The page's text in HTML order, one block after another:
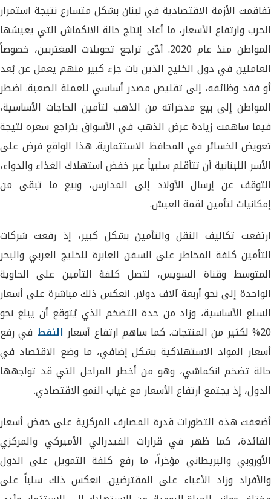
تفاقمت الأزمة الاقتصادية في لبنان بشكل متسارع نتيجة استمرار
الحرب وارتفاع الأسعار، ما أعاد إنتاج حالة الانكماش التي يعيشها
المواطن منذ عام 2020. أدّى تراجع تحويلات المغتربين، خصوصاً
العاملين في دول الخليج الذين بات جزء كبير منهم يعمل عن بُعد
أو فقد وظائفه، إلى تقليص مصدر أساسي للعملة الصعبة. اضطر
المواطن إلى بيع مدخراته من الذهب لتأمين الحاجات الأساسية،
فيما ساهمت زيادة عرض الذهب في الأسواق بتراجع سعره نتيجة
تعويض الخسائر في المحافظ الاستثمارية. هذا الواقع فرض على
الأسر اللبنانية أن تتأقلم سلبياً عبر خفض استهلاك الغذاء والدواء،
التوقف عن إرسال الأولاد إلى المدارس، وبيع ما تبقى من
إمكانيات لتأمين لقمة العيش.
ارتفعت تكاليف النقل والتأمين بشكل كبير، إذ رفعت شركات
التأمين كلفة المخاطر على السفن العابرة للخليج العربي والبحر
المتوسط وقناة السويس، لتصل كلفة التأمين على الحاوية
الواحدة إلى نحو أربعة آلاف دولار. انعكس ذلك مباشرة على أسعار
السلع الأساسية، وزاد من حدة التضخم الذي يُتوقع أن يبلغ نحو
20% لكثير من المنتجات. كما ساهم ارتفاع أسعار
النفط في رفع
أسعار المواد الاستهلاكية بشكل إضافي، ما وضع الاقتصاد في
حالة تضخم انكماشي، وهو من أخطر المراحل التي قد تواجهها
الدول، إذ يجتمع ارتفاع الأسعار مع غياب النمو الاقتصادي.
أضعفت هذه التطورات قدرة المصارف المركزية على خفض أسعار
الفائدة، كما ظهر في قرارات الفيدرالي الأميركي والمركزي
الأوروبي والبريطاني مؤخراً، ما رفع كلفة التمويل على الدول
والأفراد وزاد الأعباء على المقترضين. انعكس ذلك سلباً على